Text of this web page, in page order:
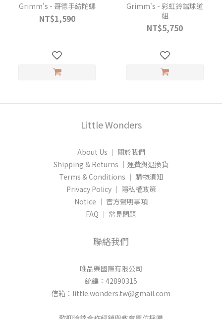
Grimm's - 哥德手紡陀螺
NT$1,590
Grimm's - 彩虹鈴鐺球道
組
NT$5,750
Little Wonders
About Us │ 關於我們
Shipping & Returns │運費與退換貨
Terms & Conditions │ 購物須知
Privacy Policy │ 隱私權政策
Notice │ 官方聲明事項
FAQ │ 常見問題
聯絡我們
唯品樂國際有限公司
統編：42890315
信箱：little.wonders.tw@gmail.com